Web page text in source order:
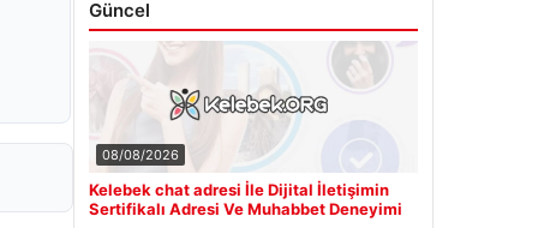
Güncel
08/08/2026
Kelebek chat adresi İle Dijital İletişimin
Sertifikalı Adresi Ve Muhabbet Deneyimi